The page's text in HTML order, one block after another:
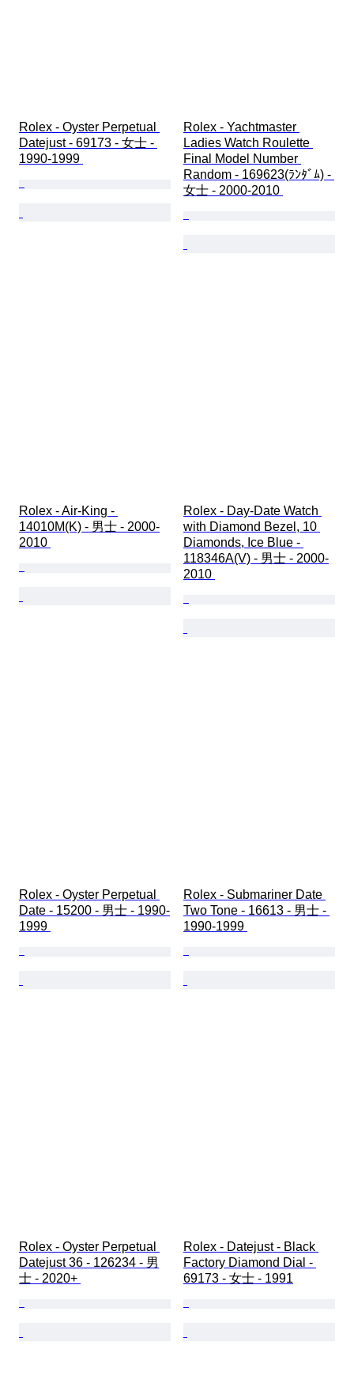
Rolex - Oyster Perpetual
Datejust - 69173 - 女士 -
1990-1999
Rolex - Yachtmaster
Ladies Watch Roulette
Final Model Number
Random - 169623(ﾗﾝﾀﾞﾑ) -
女士 - 2000-2010
Rolex - Air-King -
14010M(K) - 男士 - 2000-
2010
Rolex - Day-Date Watch
with Diamond Bezel, 10
Diamonds, Ice Blue -
118346A(V) - 男士 - 2000-
2010
Rolex - Oyster Perpetual
Date - 15200 - 男士 - 1990-
1999
Rolex - Submariner Date
Two Tone - 16613 - 男士 -
1990-1999
Rolex - Oyster Perpetual
Datejust 36 - 126234 - 男
士 - 2020+
Rolex - Datejust - Black
Factory Diamond Dial -
69173 - 女士 - 1991